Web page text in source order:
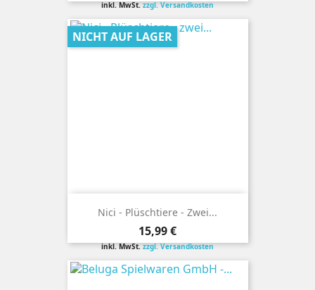
inkl. MwSt.zzgl. Versandkosten
Nici - Plüschtiere - Zwei...
Preis
15,99 €
inkl. MwSt.zzgl. Versandkosten
NICHT AUF LAGER